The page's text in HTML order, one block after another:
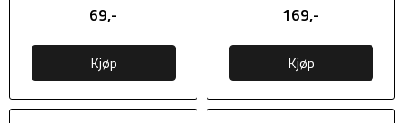
69,-
Kjøp
169,-
Kjøp